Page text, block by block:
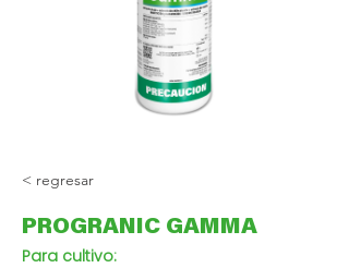
< regresar
PROGRANIC GAMMA
Para cultivo: